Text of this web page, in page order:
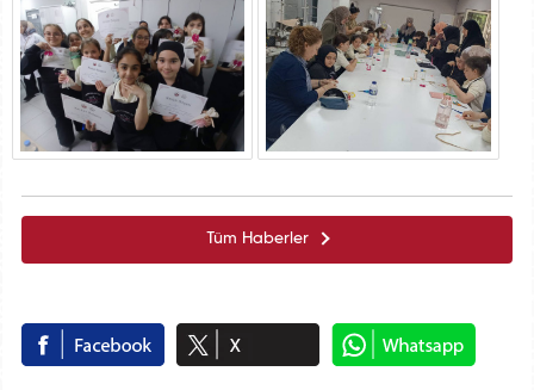
Tüm Haberler